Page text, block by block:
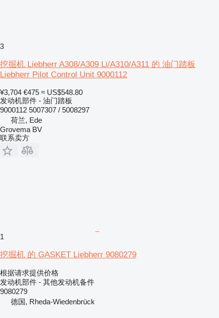
3
挖掘机 Liebherr A308/A309 Li/A310/A311 的 油门踏板
Liebherr Pilot Control Unit 9000112
¥3,704 €475 ≈ US$548.80
发动机部件 - 油门踏板
9000112 5007307 / 5008297
荷兰, Ede
Grovema BV
联系卖方
1
挖掘机 的 GASKET Liebherr 9080279
根据请求提供价格
发动机部件 - 其他发动机备件
9080279
德国, Rheda-Wiedenbrück